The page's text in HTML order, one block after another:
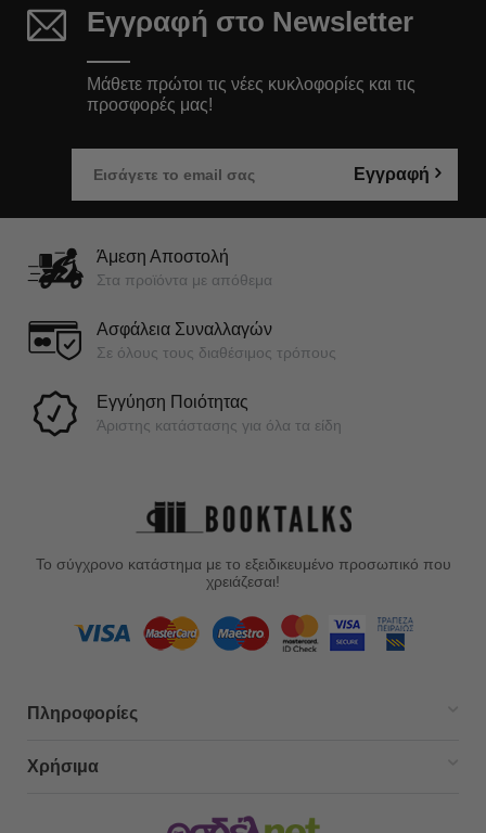
Εγγραφή στο Newsletter
Μάθετε πρώτοι τις νέες κυκλοφορίες και τις
προσφορές μας!
Εγγραφή
Άμεση Αποστολή
Στα προϊόντα με απόθεμα
Ασφάλεια Συναλλαγών
Σε όλους τους διαθέσιμος τρόπους
Εγγύηση Ποιότητας
Άριστης κατάστασης για όλα τα είδη
Το σύγχρονο κατάστημα με το εξειδικευμένο προσωπικό που
χρειάζεσαι!
Πληροφορίες
Χρήσιμα